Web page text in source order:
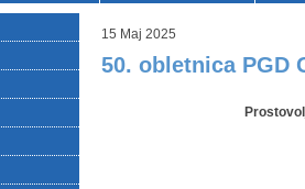
15 Maj 2025
50. obletnica PGD